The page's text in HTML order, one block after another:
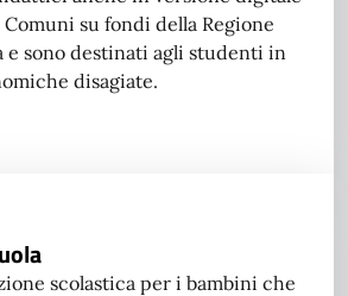
su fondi della Regione
e sono destinati agli studenti in
disagiate.
scolastica per i bambini che